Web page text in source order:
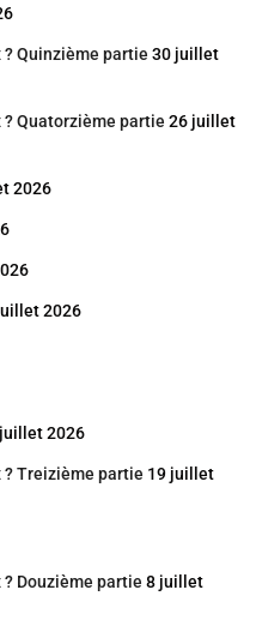
? Quinzième partie 30 juillet
? Quatorzième partie 26 juillet
2026
2026
2026
? Treizième partie 19 juillet
Douzième partie 8 juillet